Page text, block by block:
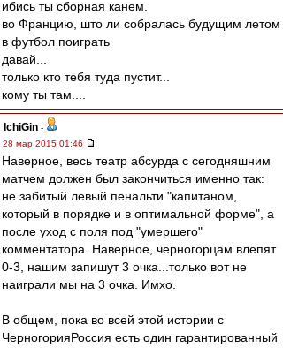
ибись ты сборная канем.
во Францию, што ли собралась будущим летом
в футбол поиграть
давай...
только кто тебя туда пустит...
кому ты там....
IchiGin -
28 мар 2015 01:46
Наверное, весь театр абсурда с сегодняшним
матчем должен был закончиться именно так:
не забитый левый пенальти "капитаном,
который в порядке и в оптимальной форме", а
после уход с поля под "умершего"
комментатора. Наверное, черногорцам влепят
0-3, нашим запишут 3 очка...только вот не
наиграли мы на 3 очка. Имхо.
В общем, пока во всей этой истории с
ЧерногорияРоссия есть один гарантированный